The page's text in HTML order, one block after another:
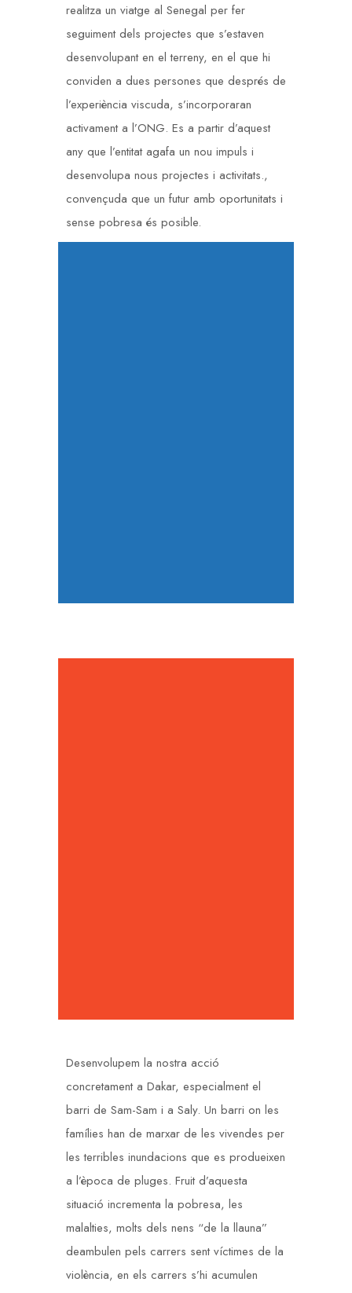
realitza un viatge al Senegal per fer
seguiment dels projectes que s’estaven
desenvolupant en el terreny, en el que hi
conviden a dues persones que després de
l’experiència viscuda, s’incorporaran
activament a l’ONG. Es a partir d’aquest
any que l’entitat agafa un nou impuls i
desenvolupa nous projectes i activitats.,
convençuda que un futur amb oportunitats i
sense pobresa és posible.
Desenvolupem la nostra acció
concretament a Dakar, especialment el
barri de Sam-Sam i a Saly. Un barri on les
famílies han de marxar de les vivendes per
les terribles inundacions que es produeixen
a l’època de pluges. Fruit d’aquesta
situació incrementa la pobresa, les
malalties, molts dels nens “de la llauna”
deambulen pels carrers sent víctimes de la
violència, en els carrers s’hi acumulen